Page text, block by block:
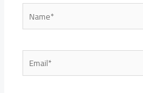
Name*
Email*